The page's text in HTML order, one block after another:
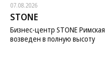
07.08.2026
STONE
Бизнес-центр STONE Римская
возведен в полную высоту